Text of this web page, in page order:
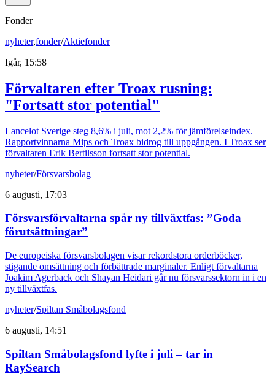
Fonder
nyheter,fonder/Aktiefonder
Igår, 15:58
Förvaltaren efter Troax rusning:
"Fortsatt stor potential"
Lancelot Sverige steg 8,6% i juli, mot 2,2% för jämförelseindex.
Rapportvinnarna Mips och Troax bidrog till uppgången. I Troax ser
förvaltaren Erik Bertilsson fortsatt stor potential.
nyheter/Försvarsbolag
6 augusti, 17:03
Försvarsförvaltarna spår ny tillväxtfas: ”Goda
förutsättningar”
De europeiska försvarsbolagen visar rekordstora orderböcker,
stigande omsättning och förbättrade marginaler. Enligt förvaltarna
Joakim Agerback och Shayan Heidari går nu försvarssektorn in i en
ny tillväxtfas.
nyheter/Spiltan Småbolagsfond
6 augusti, 14:51
Spiltan Småbolagsfond lyfte i juli – tar in
RaySearch